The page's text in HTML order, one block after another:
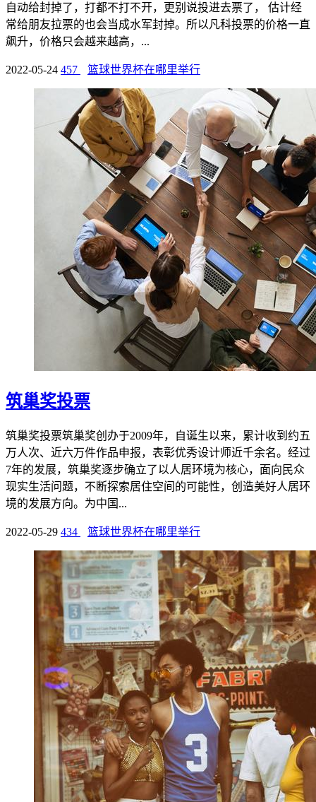
自动给封掉了，打都不打不开，更别说投进去票了， 估计经
常给朋友拉票的也会当成水军封掉。所以凡科投票的价格一直
飙升，价格只会越来越高，...
2022-05-24 457 篮球世界杯在哪里举行
筑巢奖投票
筑巢奖投票筑巢奖创办于2009年，自诞生以来，累计收到约五
万人次、近六万件作品申报，表彰优秀设计师近千余名。经过
7年的发展，筑巢奖逐步确立了以人居环境为核心，面向民众
现实生活问题，不断探索居住空间的可能性，创造美好人居环
境的发展方向。为中国...
2022-05-29 434 篮球世界杯在哪里举行